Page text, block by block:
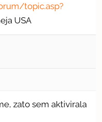
topic.asp?
USA
zato sem aktivirala